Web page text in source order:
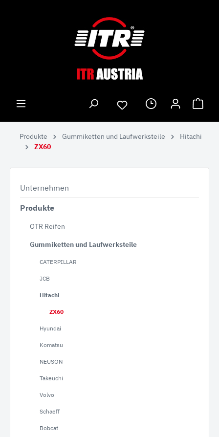
Produkte Gummiketten und Laufwerksteile
Hitachi
ZX60
Unternehmen
Produkte
OTR Reifen
Gummiketten und Laufwerksteile
CATERPILLAR
JCB
Hitachi
ZX60
Hyundai
Komatsu
NEUSON
Takeuchi
Volvo
Schaeff
Bobcat